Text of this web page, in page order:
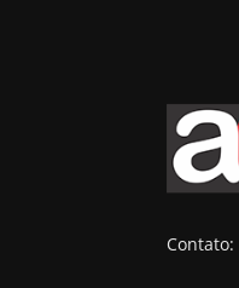
Contato: